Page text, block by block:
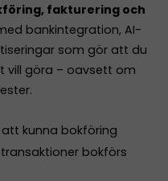
fakturering och
bankintegration, AI-
som gör att du
vill göra – oavsett om
kunna bokföring
bokförs